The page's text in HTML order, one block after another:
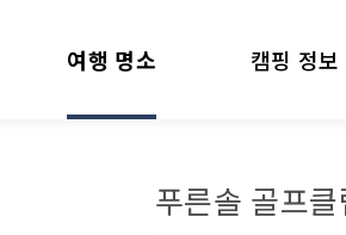
여행 명소 캠핑 정보
푸른솔 골프